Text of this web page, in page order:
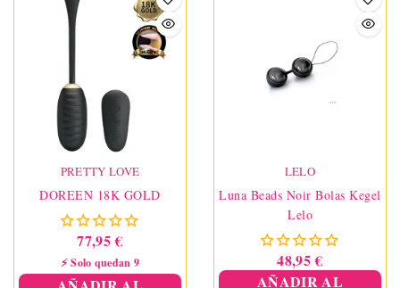
PRETTY LOVE
DOREEN 18K GOLD
77,95 €
⚡ Solo quedan 9
LELO
Luna Beads Noir Bolas Kegel
Lelo
48,95 €
AÑADIR AL